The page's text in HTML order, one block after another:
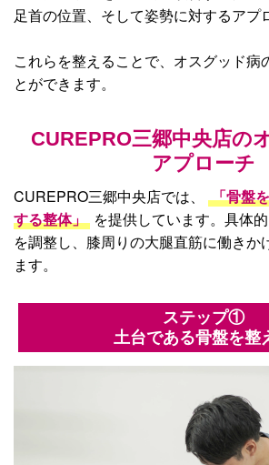
足首の位置、そして姿勢に対するアプ
これらを整えることで、オスグッド病
とができます。
CUREPRO三郷中央店の
アプローチ
CUREPRO三郷中央店では、
「骨盤
する整体」 を提供しています。具体
を調整し、膝周りの大腿直筋に働きか
ます。
ステップ①
土台である骨盤を整